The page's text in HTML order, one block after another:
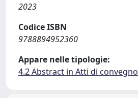
2023
Codice ISBN
9788894952360
Appare nelle tipologie:
4.2 Abstract in Atti di convegno